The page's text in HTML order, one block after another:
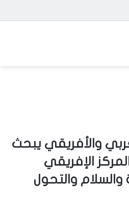
والأفريقي يبحث
الإفريقي
والتحول